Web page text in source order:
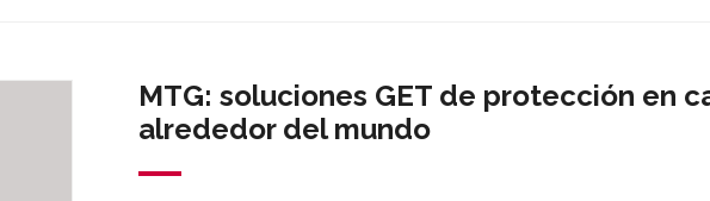
MTG: soluciones GET de protección en
alrededor del mundo